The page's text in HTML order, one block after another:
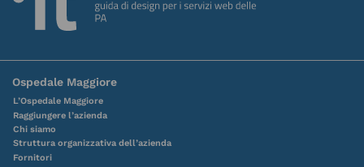
Ospedale Maggiore
L’Ospedale Maggiore
Raggiungere l’azienda
Chi siamo
Struttura organizzativa dell’azienda
Fornitori